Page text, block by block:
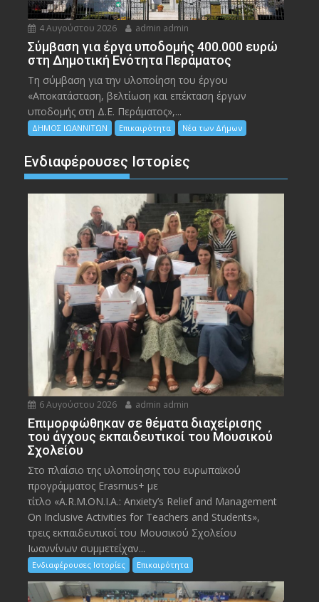
4 Αυγούστου 2026 admin admin
Σύμβαση για έργα υποδομής 400.000 ευρώ
στη Δημοτική Ενότητα Περάματος
Τη σύμβαση για την υλοποίηση του έργου
«Αποκατάσταση, βελτίωση και επέκταση έργων
υποδομής στη Δ.Ε. Περάματος»,...
ΔΗΜΟΣ ΙΩΑΝΝΙΤΩΝ Επικαιρότητα Νέα των Δήμων
Ενδιαφέρουσες Ιστορίες
6 Αυγούστου 2026 admin admin
Eπιμορφώθηκαν σε θέματα διαχείρισης
του άγχους εκπαιδευτικοί του Μουσικού
Σχολείου
Στο πλαίσιο της υλοποίησης του ευρωπαϊκού
προγράμματος Erasmus+ με
τίτλο «A.R.M.ON.I.A.: Anxiety’s Relief and Management
On Inclusive Activities for Teachers and Students»,
τρεις εκπαιδευτικοί του Μουσικού Σχολείου
Ιωαννίνων συμμετείχαν...
Ενδιαφέρουσες Ιστορίες Επικαιρότητα